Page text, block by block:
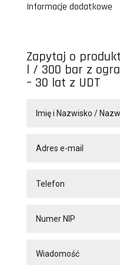
Informacje dodatkowe
Zapytaj o
l / 300 bar z
– 30 lat z UDT